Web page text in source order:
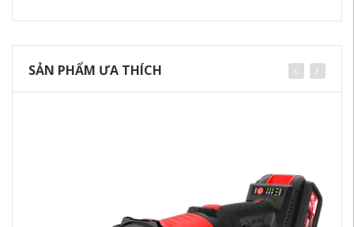
SẢN PHẨM ƯA THÍCH